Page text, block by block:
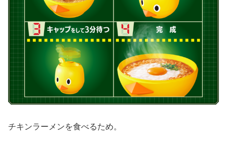
チキンラーメンを食べるため。